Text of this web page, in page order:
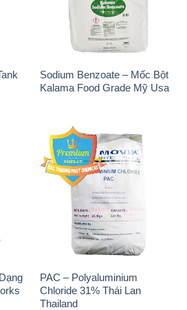
Sodium Benzoate – Mốc Bột
Kalama Food Grade Mỹ Usa
PAC – Polyaluminium
Chloride 31% Thái Lan
Thailand